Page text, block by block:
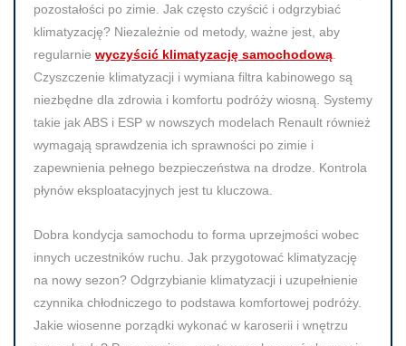
pozostałości po zimie. Jak często czyścić i odgrzybiać
klimatyzację? Niezależnie od metody, ważne jest, aby
regularnie wyczyścić klimatyzację samochodową
Czyszczenie klimatyzacji i wymiana filtra kabinowego są
niezbędne dla zdrowia i komfortu podróży wiosną. Systemy
takie jak ABS i ESP w nowszych modelach Renault również
wymagają sprawdzenia ich sprawności po zimie i
zapewnienia pełnego bezpieczeństwa na drodze. Kontrola
płynów eksploatacyjnych jest tu kluczowa.
Dobra kondycja samochodu to forma uprzejmości wobec
innych uczestników ruchu. Jak przygotować klimatyzację
na nowy sezon? Odgrzybianie klimatyzacji i uzupełnienie
czynnika chłodniczego to podstawa komfortowej podróży.
Jakie wiosenne porządki wykonać w karoserii i wnętrzu